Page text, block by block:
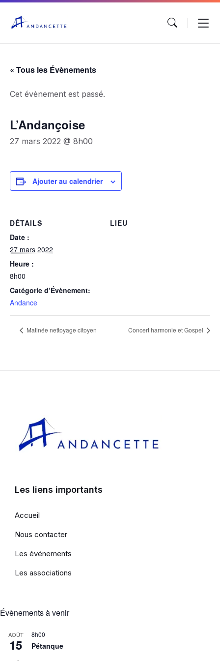
« Tous les Évènements
Cet évènement est passé.
L’Andançoise
27 mars 2022 @ 8h00
Ajouter au calendrier
DÉTAILS
Date :
27 mars 2022
Heure :
8h00
Catégorie d’Évènement:
Andance
LIEU
Matinée nettoyage citoyen Concert harmonie et Gospel
Les liens importants
Accueil
Nous contacter
Les événements
Les associations
Évènements à venir
AOÛT
15
8h00
Pétanque